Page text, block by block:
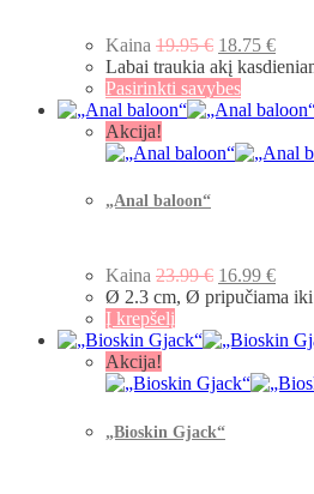
Kaina 19.95€ 18.75 €
Labai traukia akį
Pasirinkti savybes
Akcija!
„Anal baloon“
Kaina 23.99€ 16.99 €
Ø 2.3 cm, Ø pripučiama iki
Į krepšelį
Akcija!
„Bioskin Gjack“